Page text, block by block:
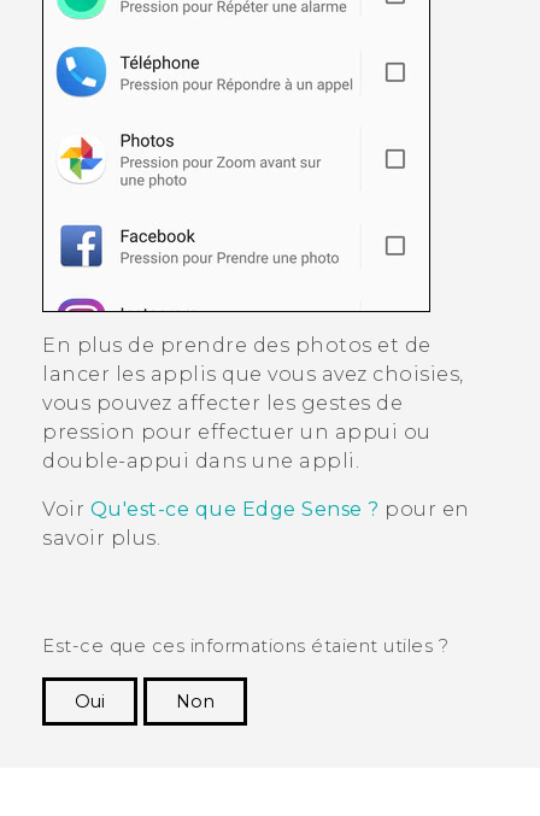
En plus de prendre des photos et de
lancer les applis que vous avez choisies,
vous pouvez affecter les gestes de
pression pour effectuer un appui ou
double-appui dans une appli.
Voir Qu'est-ce que Edge Sense ? pour en
savoir plus.
Est-ce que ces informations étaient utiles ?
Oui
Non